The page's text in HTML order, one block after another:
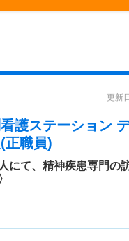
更新
護ステーション
正職員)
にて、精神疾患専門の